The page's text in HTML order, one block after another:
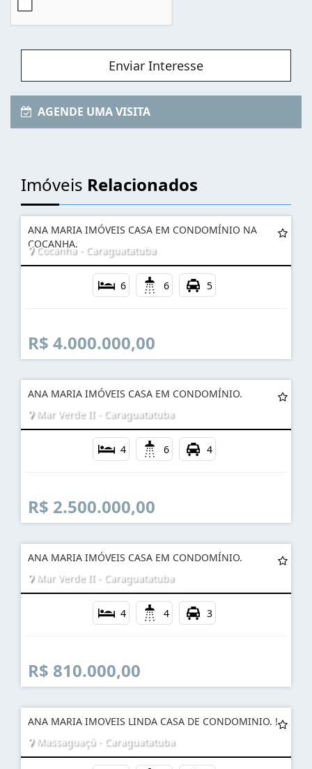
Enviar Interesse
AGENDE UMA VISITA
Imóveis Relacionados
ANA MARIA IMÓVEIS CASA EM CONDOMÍNIO NA
COCANHA.
Cocanha - Caraguatatuba
6 6 5
R$ 4.000.000,00
ANA MARIA IMÓVEIS CASA EM CONDOMÍNIO.
Mar Verde II - Caraguatatuba
4 6 4
R$ 2.500.000,00
ANA MARIA IMÓVEIS CASA EM CONDOMÍNIO.
Mar Verde II - Caraguatatuba
4 4 3
R$ 810.000,00
ANA MARIA IMOVEIS LINDA CASA DE CONDOMINIO. !
Massaguaçú - Caraguatatuba